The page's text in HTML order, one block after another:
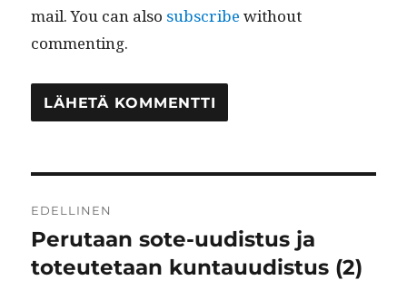
mail. You can also subscribe without
commenting.
selaus
EDELLINEN
Edellinen
artikkeli:
Perutaan sote-uudistus ja
toteutetaan kuntauudistus (2)